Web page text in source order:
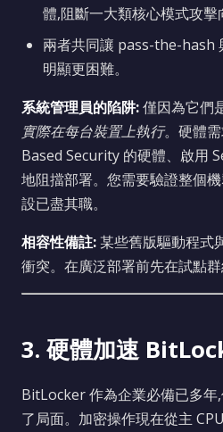
體,阻斷一大類核心模式攻擊
兩者共同讓 pass-the-hash
明顯更困難。
系統管理員的陷阱:僅因為它們
實際在每台裝置上執行。硬體
Based Security 的硬體、啟用
地阻擋部署。您需要驗證整個
設已盡其職。
相容性備註: 某些舊版驅動程式
衝突。在廣泛部署前先在試點群
3. 硬體加速
BitLocker 作為企業必備已多年
了局面。加密操作現在從主